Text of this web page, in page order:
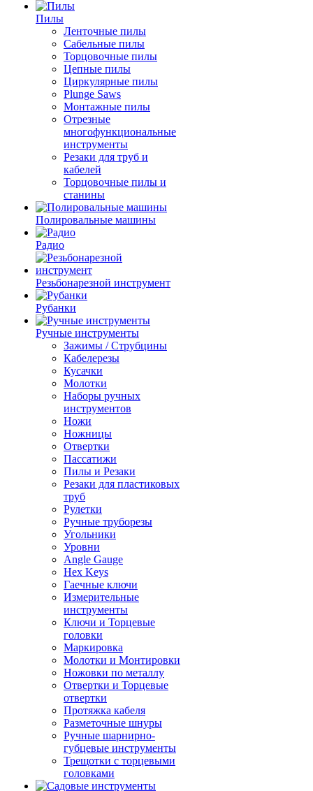
Пилы
Ленточные пилы
Сабельные пилы
Торцовочные пилы
Цепные пилы
Циркулярные пилы
Plunge Saws
Монтажные пилы
Отрезные
многофункциональные
инструменты
Резаки для труб и
кабелей
Торцовочные пилы и
станины
Полировальные машины
Радио
Резьбонарезной инструмент
Рубанки
Ручные инструменты
Зажимы / Струбцины
Кабелерезы
Кусачки
Молотки
Наборы ручных
инструментов
Ножи
Ножницы
Отвертки
Пассатижи
Пилы и Резаки
Резаки для пластиковых
труб
Рулетки
Ручные труборезы
Угольники
Уровни
Angle Gauge
Hex Keys
Гаечные ключи
Измерительные
инструменты
Ключи и Торцевые
головки
Маркировка
Молотки и Монтировки
Ножовки по металлу
Отвертки и Торцевые
отвертки
Протяжка кабеля
Разметочные шнуры
Ручные шарнирно-
губцевые инструменты
Трещотки с торцевыми
головками